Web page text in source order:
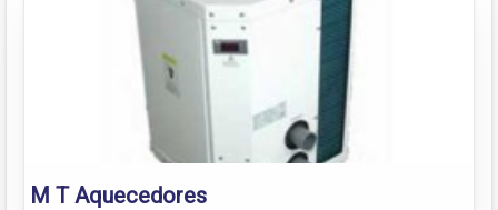
M T Aquecedores